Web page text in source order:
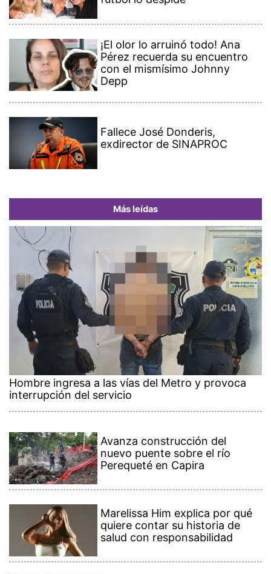
¡El olor lo arruinó todo! Ana
Pérez recuerda su encuentro
con el mismísimo Johnny
Depp
Fallece José Donderis,
exdirector de SINAPROC
Más leídas
Hombre ingresa a las vías del Metro y provoca
interrupción del servicio
Avanza construcción del
nuevo puente sobre el río
Perequeté en Capira
Marelissa Him explica por qué
quiere contar su historia de
salud con responsabilidad